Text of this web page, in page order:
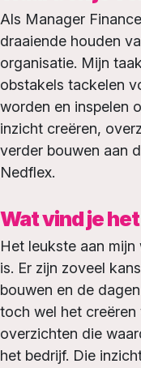
Als Manager
draaiende houden
organisatie. Mijn
obstakels tackelen
worden en inspelen
inzicht creëren,
verder bouwen aan
Nedflex.
Wat vind je
Het leukste aan
is. Er zijn zoveel
bouwen en de
toch wel het creëren
overzichten die
het bedrijf. Die